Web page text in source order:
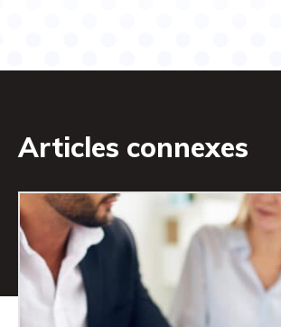
Articles connexes